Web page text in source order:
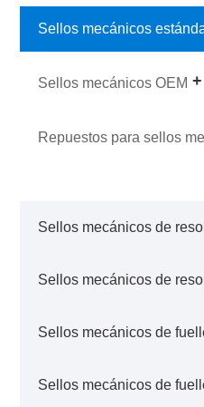
Sellos mecánicos
Sellos mecánicos OEM
Repuestos para sellos
Sellos mecánicos de
Sellos mecánicos de
Sellos mecánicos de
Sellos mecánicos de